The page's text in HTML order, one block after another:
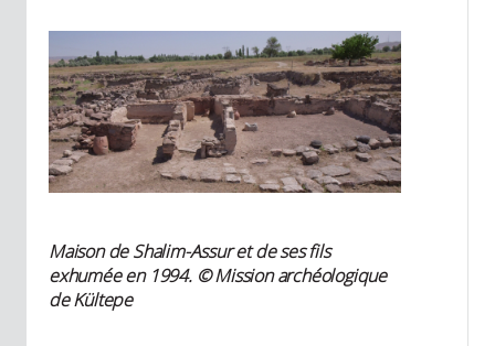
Maison de Shalim-Assur et de ses fils
exhumée en 1994. ​© Mission archéologique
de Kültepe